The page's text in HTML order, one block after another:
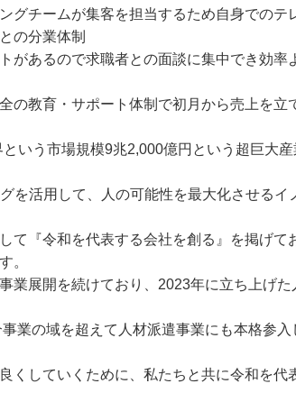
グチームが集客を担当するため自身でのテ
の分業体制
があるので求職者との面談に集中でき効率
の教育・サポート体制で初月から売上を立
いう市場規模9兆2,000億円という超巨大
を活用して、人の可能性を最大化させるイ
て『令和を代表する会社を創る』を掲げて
。
業展開を続けており、2023年に立ち上げ
業の域を超えて人材派遣事業にも本格参
くしていくために、私たちと共に令和を代